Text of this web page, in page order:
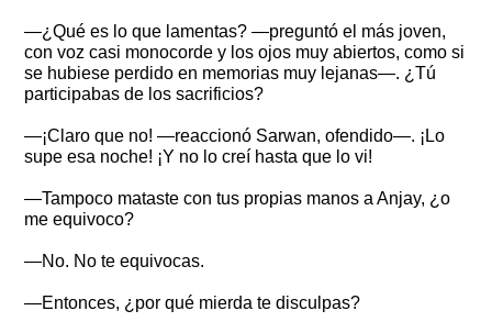
—¿Qué es lo que lamentas? —preguntó el más joven,
con voz casi monocorde y los ojos muy abiertos, como si
se hubiese perdido en memorias muy lejanas—. ¿Tú
participabas de los sacrificios?
—¡Claro que no! —reaccionó Sarwan, ofendido—. ¡Lo
supe esa noche! ¡Y no lo creí hasta que lo vi!
—Tampoco mataste con tus propias manos a Anjay, ¿o
me equivoco?
—No. No te equivocas.
—Entonces, ¿por qué mierda te disculpas?